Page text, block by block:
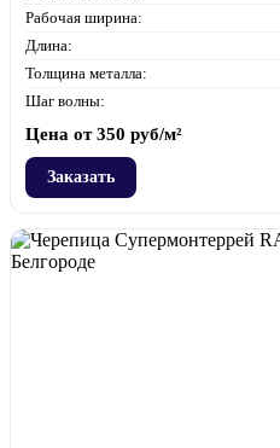
Рабочая ширина:
Длина:
Толщина металла:
Шаг волны:
Цена от350 руб/м²
Заказать